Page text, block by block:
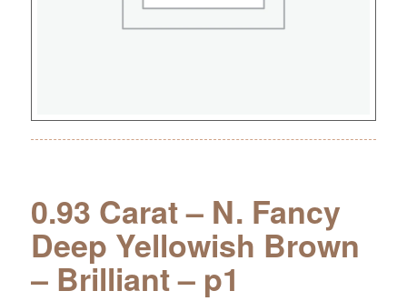
0.93 Carat – N. Fancy
Deep Yellowish Brown
– Brilliant – p1